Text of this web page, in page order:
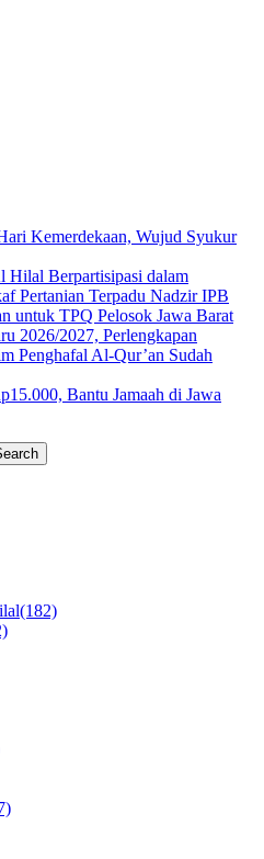
Kemerdekaan, Wujud Syukur
Berpartisipasi dalam
Pertanian Terpadu Nadzir IPB
untuk TPQ Pelosok Jawa Barat
2026/2027, Perlengkapan
Penghafal Al-Qur’an Sudah
Bantu Jamaah di Jawa
(182)